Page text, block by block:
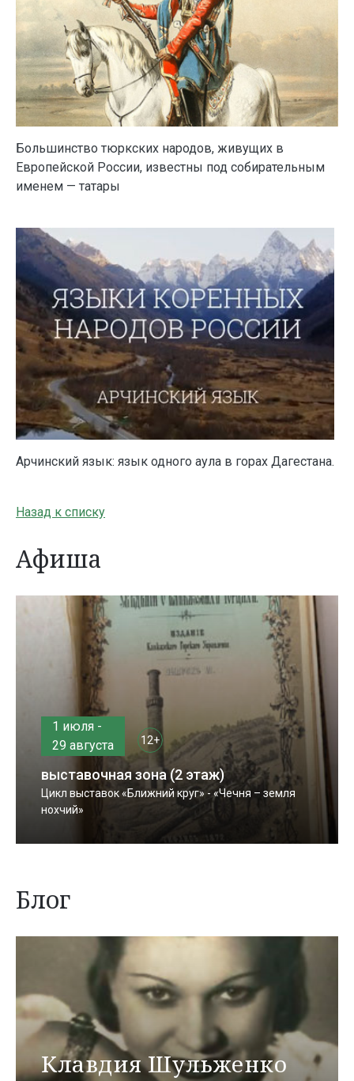
Большинство тюркских народов, живущих в
Европейской России, известны под собирательным
именем — татары
Арчинский язык: язык одного аула в горах Дагестана.
Назад к списку
Афиша
1 июля -
29 августа
12+
выставочная зона (2 этаж)
Цикл выставок «Ближний круг» - «Чечня – земля
нохчий»
Блог
Клавдия Шульженко